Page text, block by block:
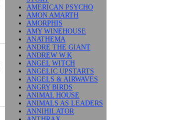
AMERICAN PSYCHO
AMON AMARTH
AMORPHIS
AMY WINEHOUSE
ANATHEMA
ANDRE THE GIANT
ANDREW W.K
ANGEL WITCH
ANGELIC UPSTARTS
ANGELS & AIRWAVES
ANGRY BIRDS
ANIMAL HOUSE
ANIMALS AS LEADERS
ANNIHILATOR